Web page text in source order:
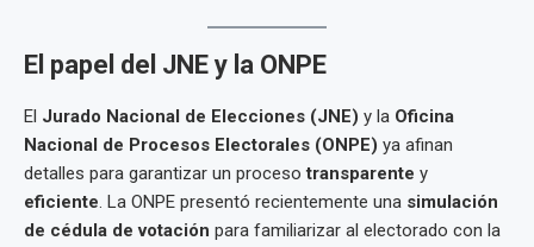
El papel del JNE y la ONPE
El Jurado Nacional de Elecciones (JNE) y la Oficina
Nacional de Procesos Electorales (ONPE) ya afinan
detalles para garantizar un procesotransparente y
eficiente. La ONPE presentó recientemente una simulación
de cédula de votación para familiarizar al electorado con la